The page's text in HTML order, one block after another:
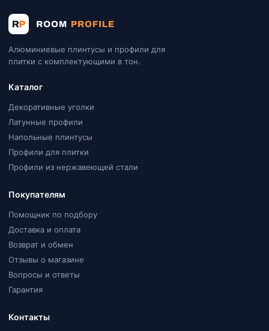
Алюминиевые плинтусы и профили для
плитки с комплектующими в тон.
Каталог
Декоративные уголки
Латунные профили
Напольные плинтусы
Профили для плитки
Профили из нержавеющей стали
Покупателям
Помощник по подбору
Доставка и оплата
Возврат и обмен
Отзывы о магазине
Вопросы и ответы
Гарантия
Контакты